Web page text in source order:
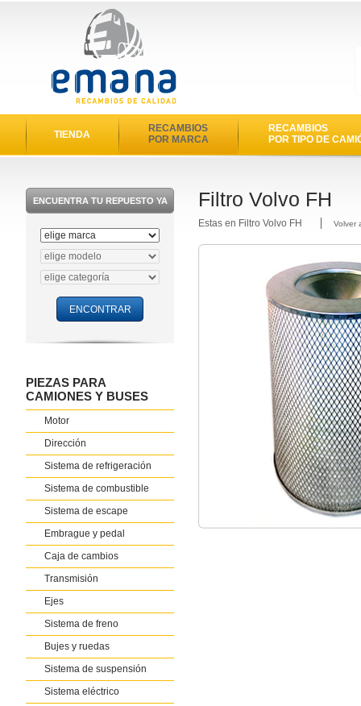
TIENDA
RECAMBIOS
POR MARCA
RECAMBIOS
POR TIPO DE
ENCUENTRA TU REPUESTO YA
PIEZAS PARA
CAMIONES Y BUSES
Motor
Dirección
Sistema de refrigeración
Sistema de combustible
Sistema de escape
Embrague y pedal
Caja de cambios
Transmisión
Ejes
Sistema de freno
Bujes y ruedas
Sistema de suspensión
Sistema eléctrico
Filtro Volvo FH
Estas en Filtro Volvo FH Volver